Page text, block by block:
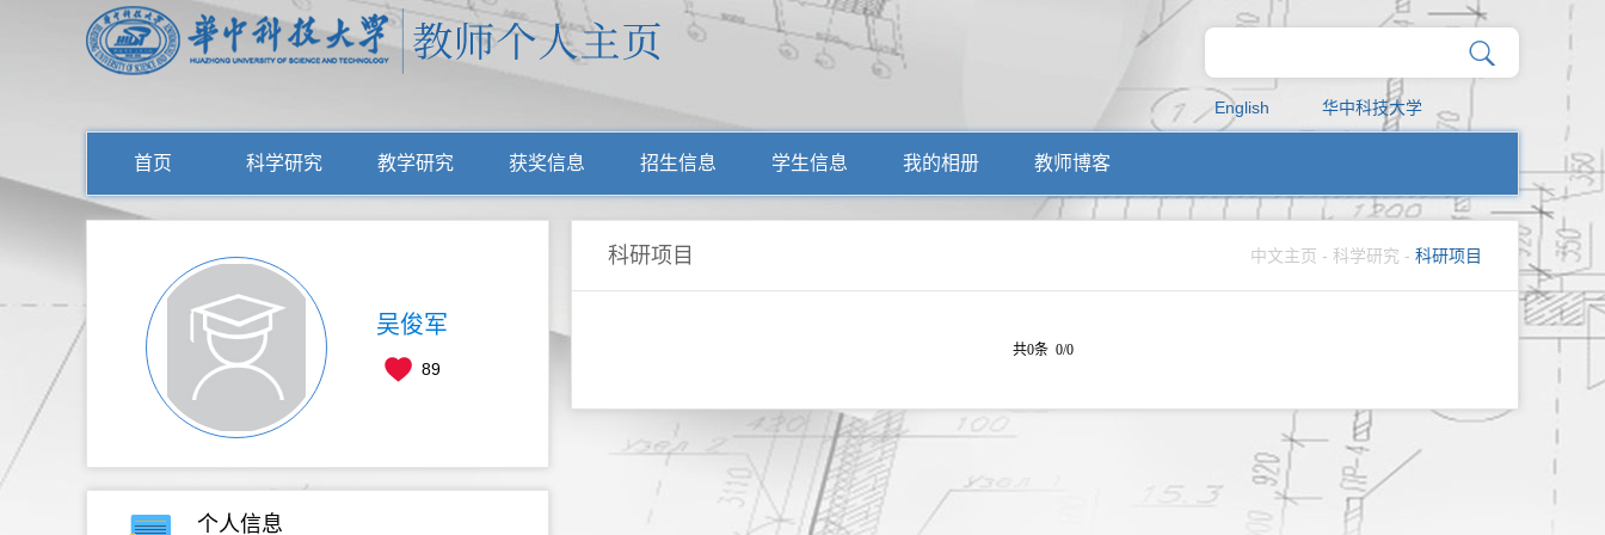
English 华中科技大学
首页 科学研究 教学研究 获奖信息 招生信息 学生信息 我的相册 教师博客
吴俊军
89
个人信息
科研项目 中文主页 - 科学研究 - 科研项目
共0条 0/0